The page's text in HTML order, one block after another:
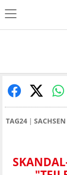
TAG24 SACHSEN